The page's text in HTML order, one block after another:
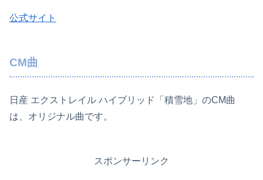
公式サイト
CM曲
日産 エクストレイル ハイブリッド「積雪地」のCM曲
は、オリジナル曲です。
スポンサーリンク